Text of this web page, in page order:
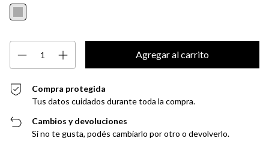
Compra protegida
Tus datos cuidados durante toda la compra.
Cambios y devoluciones
Si no te gusta, podés cambiarlo por otro o devolverlo.